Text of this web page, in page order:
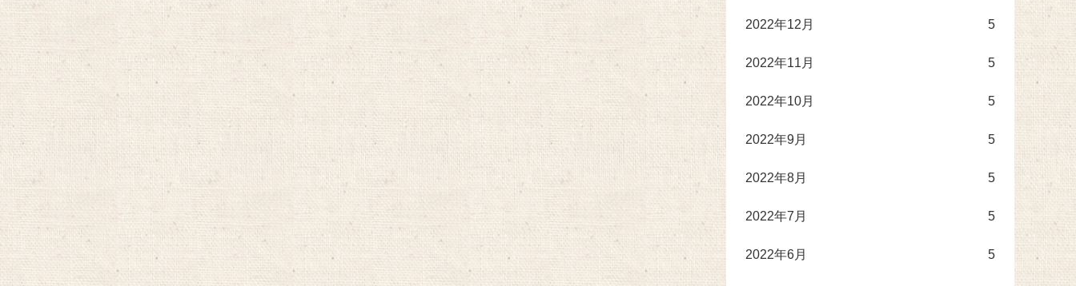
2022年12月 5
2022年11月 5
2022年10月 5
2022年9月 5
2022年8月 5
2022年7月 5
2022年6月 5